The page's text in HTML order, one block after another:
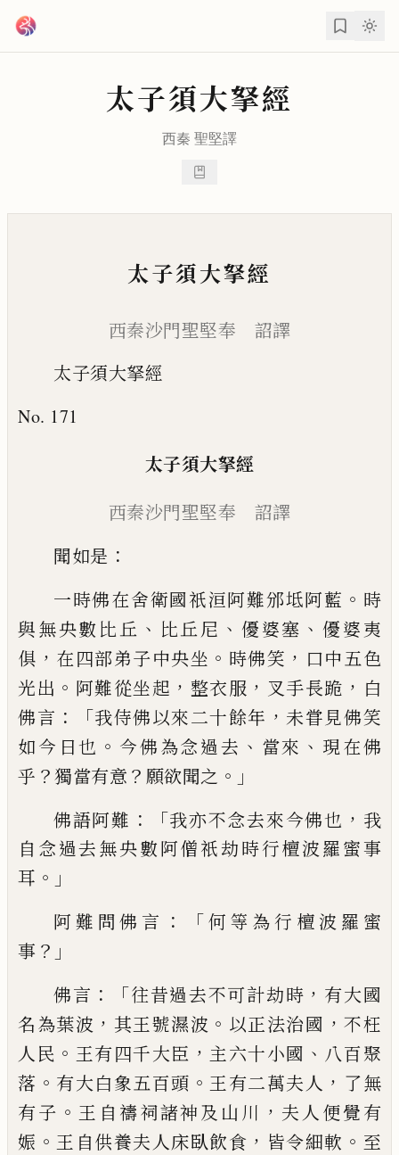
太子須大拏經
西秦 聖堅譯
太子須大拏經
西秦沙門聖堅奉 詔譯
太子須大拏經
No. 171
太子須大拏經
西秦沙門聖堅奉 詔譯
聞如是 ：
一時佛在舍衛國祇洹阿難邠坻阿藍 。 時
與無央數比丘 、 比丘尼 、 優婆塞 、 優婆夷
俱 ， 在四部弟子中央坐 。 時佛笑 ， 口中五色
光出 。 阿難從坐起 ， 整衣服 ， 叉手長跪 ， 白
佛言 ：「我侍佛以來二十餘年 ， 未甞見佛笑
如今日也 。 今佛為念過去 、 當來 、 現在佛
乎 ？獨當有意 ？ 願欲聞之 。」
佛語阿難 ：「我亦不念去來今佛也 ， 我
自念過去無央數阿僧祇劫時行檀波羅蜜事
耳 。」
阿難問佛言 ：「何等為行檀 波羅蜜
事 ？」
佛言 ：「往昔過去不可計劫時 ， 有大國
名為葉波 ， 其王號濕波 。 以正法治國 ，不枉
人民 。 王有四千大臣 ， 主六十小國 、 八百聚
落 。 有大白象五百頭 。 王有二萬夫人 ， 了無
有子 。 王自禱祠諸神及山川 ， 夫人便覺有
娠 。 王自供養夫人床臥飲食 ， 皆令細軟 。 至